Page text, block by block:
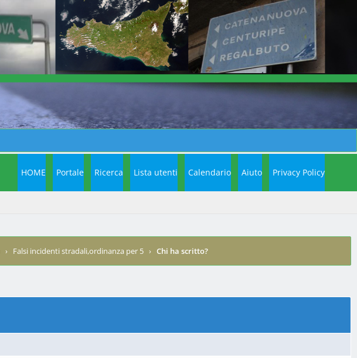
HOME Portale Ricerca Lista utenti Calendario Aiuto Privacy Policy
› Falsi incidenti stradali,ordinanza per 5 › Chi ha scritto?